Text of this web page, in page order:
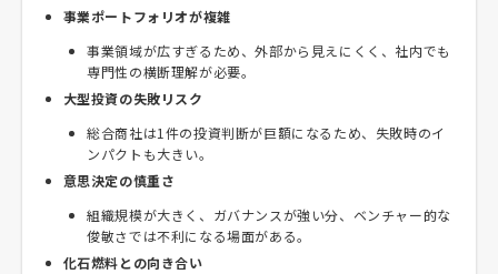
事業ポートフォリオが複雑
事業領域が広すぎるため、外部から見えにくく、社内でも
専門性の横断理解が必要。
大型投資の失敗リスク
総合商社は1件の投資判断が巨額になるため、失敗時のイ
ンパクトも大きい。
意思決定の慎重さ
組織規模が大きく、ガバナンスが強い分、ベンチャー的な
俊敏さでは不利になる場面がある。
化石燃料との向き合い